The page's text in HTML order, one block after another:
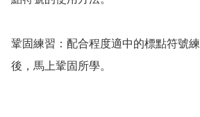
鞏固練習：配合程度適中的標點符號
後，馬上鞏固所學。